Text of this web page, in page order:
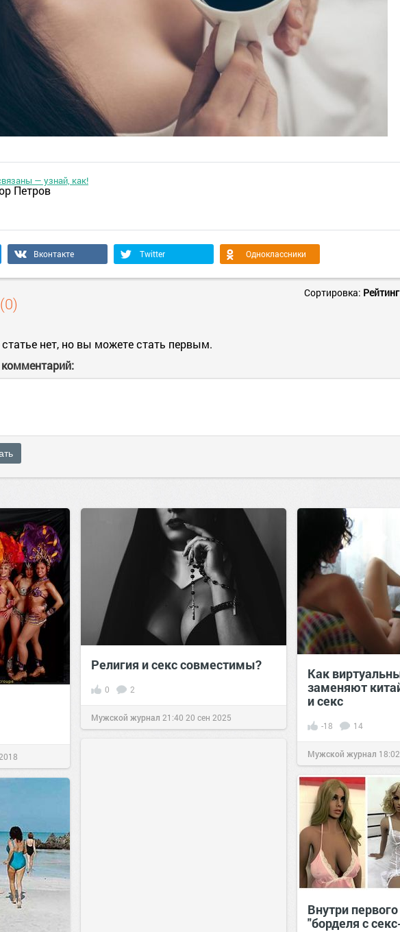
— узнай, как!
Петров
Вконтакте Twitter Одноклассники
(0)
Сортировка: Рейтинг
нет, но вы можете стать первым.
Религия и секс совместимы?
0 2
Мужской журнал 21:40 20 сен 2025
Как
заменяют
и секс
-18 14
Мужской журнал 18:02
Внутри
"борделя с